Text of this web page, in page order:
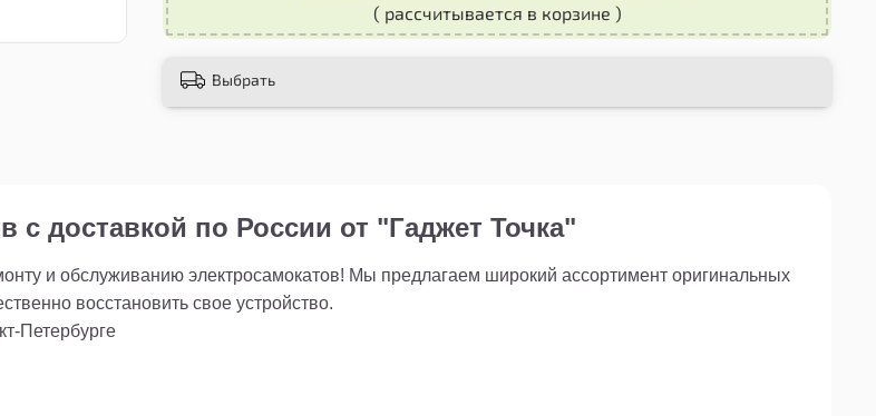
( рассчитывается в корзине )
Выбрать
с доставкой по России от "Гаджет Точка"
и обслуживанию электросамокатов! Мы предлагаем широкий ассортимент оригинальных
восстановить свое устройство.
Петербурге